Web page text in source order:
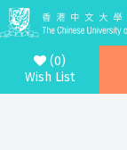
(0)
Wish List